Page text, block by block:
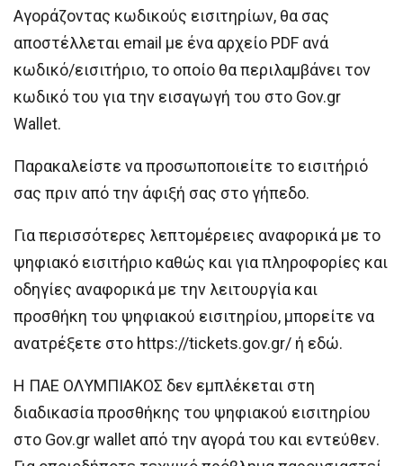
Αγοράζοντας κωδικούς εισιτηρίων, θα σας
αποστέλλεται email με ένα αρχείο PDF ανά
κωδικό/εισιτήριο, το οποίο θα περιλαμβάνει τον
κωδικό του για την εισαγωγή του στο Gov.gr
Wallet.
Παρακαλείστε να προσωποποιείτε το εισιτήριό
σας πριν από την άφιξή σας στο γήπεδο.
Για περισσότερες λεπτομέρειες αναφορικά με το
ψηφιακό εισιτήριο καθώς και για πληροφορίες και
οδηγίες αναφορικά με την λειτουργία και
προσθήκη του ψηφιακού εισιτηρίου, μπορείτε να
ανατρέξετε στο https://tickets.gov.gr/ ή εδώ.
Η ΠΑΕ ΟΛΥΜΠΙΑΚΟΣ δεν εμπλέκεται στη
διαδικασία προσθήκης του ψηφιακού εισιτηρίου
στο Gov.gr wallet από την αγορά του και εντεύθεν.